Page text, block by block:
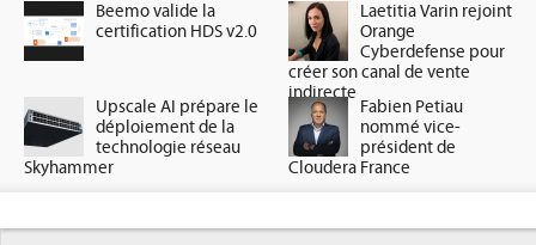
Beemo valide la
certification HDS v2.0
Laetitia Varin rejoint
Orange
Cyberdefense pour
créer son canal de vente
indirecte
Upscale AI prépare le
déploiement de la
technologie réseau
Skyhammer
Fabien Petiau
nommé vice-
président de
Cloudera France